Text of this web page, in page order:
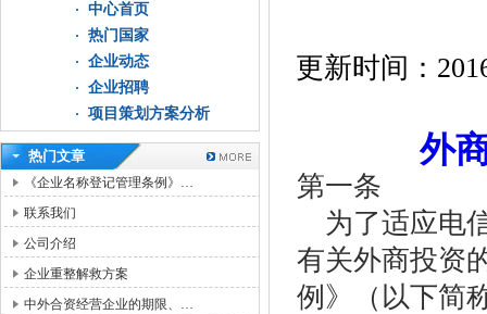
中心首页
热门国家
企业动态
企业招聘
项目策划方案分析
热门文章
《企业名称登记管理条例》…
联系我们
公司介绍
企业重整解救方案
中外合资经营企业的期限、…
更新时间：
外
第一条
为了适应电
有关外商投资
例》（以下简